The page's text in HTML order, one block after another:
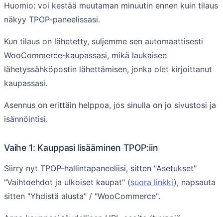
Huomio: voi kestää muutaman minuutin ennen kuin tilaus
näkyy TPOP-paneelissasi.
Kun tilaus on lähetetty, suljemme sen automaattisesti
WooCommerce-kaupassasi, mikä laukaisee
lähetyssähköpostin lähettämisen, jonka olet kirjoittanut
kaupassasi.
Asennus on erittäin helppoa, jos sinulla on jo sivustosi ja
isännöintisi.
Vaihe 1: Kauppasi lisääminen TPOP:iin
Siirry nyt TPOP-hallintapaneeliisi, sitten "Asetukset"
"Vaihtoehdot ja ulkoiset kaupat" (suora linkki), napsauta
sitten "Yhdistä alusta" / "WooCommerce".